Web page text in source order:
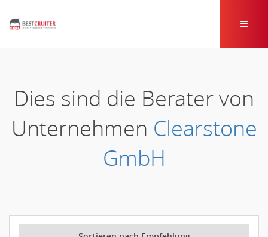
Dies sind die Berater von
Unternehmen Clearstone
GmbH